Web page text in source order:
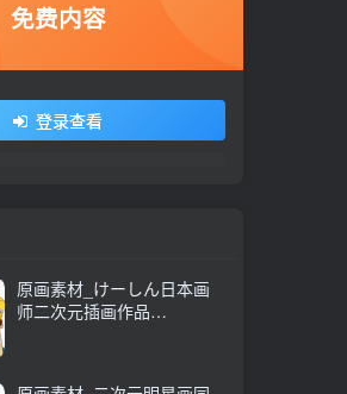
免费内容
登录查看
原画素材_けーしん日本画
师二次元插画作品